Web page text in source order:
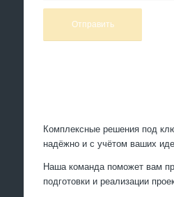
Комплексные решения под
надёжно и с учётом ваших
Наша команда поможет вам
подготовки и реализации